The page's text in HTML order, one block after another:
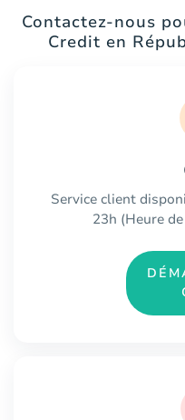
Contactez-nous
Credit en
Service client
23h (Heure